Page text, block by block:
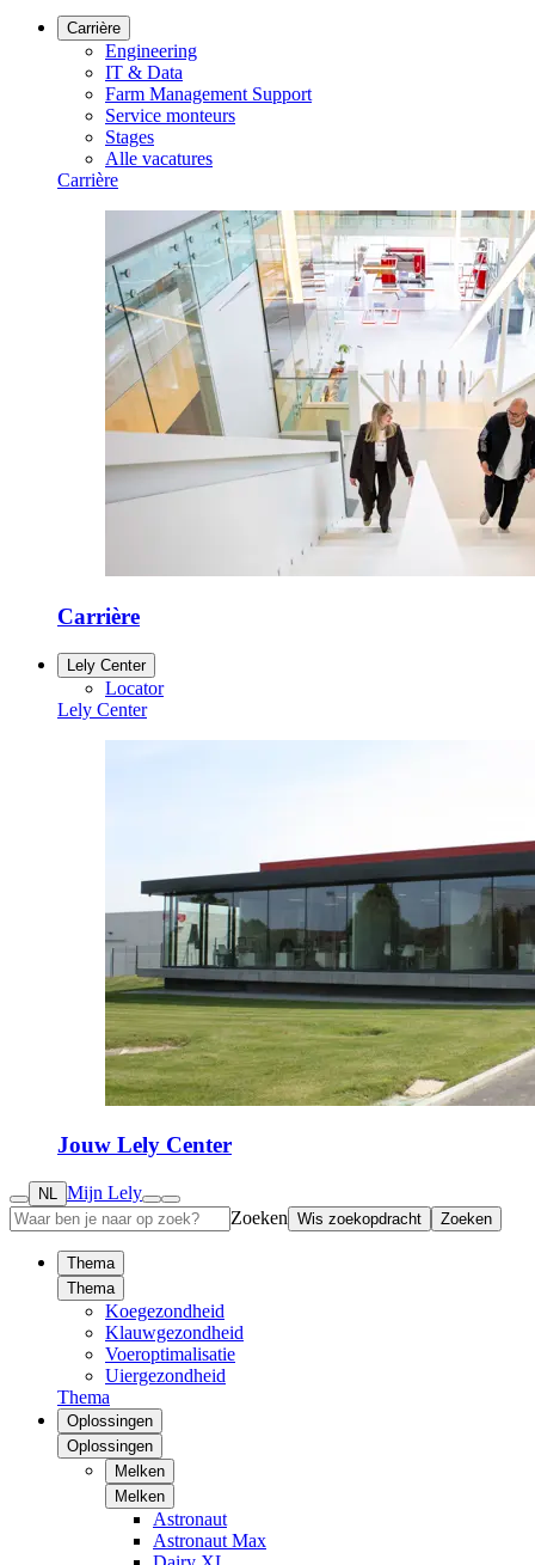
Carrière
Engineering
IT & Data
Farm Management Support
Service monteurs
Stages
Alle vacatures
Carrière
Carrière
Lely Center
Locator
Lely Center
Jouw Lely Center
NL Mijn Lely
Zoeken Wis zoekopdracht Zoeken
Thema
Thema
Koegezondheid
Klauwgezondheid
Voeroptimalisatie
Uiergezondheid
Thema
Oplossingen
Oplossingen
Melken
Melken
Astronaut
Astronaut Max